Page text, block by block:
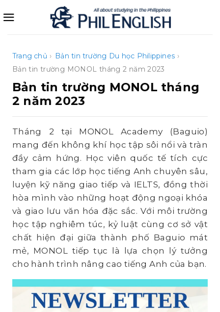
qua
Trang chủ › Bản tin trường Du học Philippines ›
Bản tin trường MONOL tháng 2 năm 2023
Bản tin trường MONOL tháng
2 năm 2023
Tháng 2 tại MONOL Academy (Baguio)
mang đến không khí học tập sôi nổi và tràn
đầy cảm hứng. Học viên quốc tế tích cực
tham gia các lớp học tiếng Anh chuyên sâu,
luyện kỹ năng giao tiếp và IELTS, đồng thời
hòa mình vào những hoạt động ngoại khóa
và giao lưu văn hóa đặc sắc. Với môi trường
học tập nghiêm túc, kỷ luật cùng cơ sở vật
chất hiện đại giữa thành phố Baguio mát
mẻ, MONOL tiếp tục là lựa chọn lý tưởng
cho hành trình nâng cao tiếng Anh của bạn.